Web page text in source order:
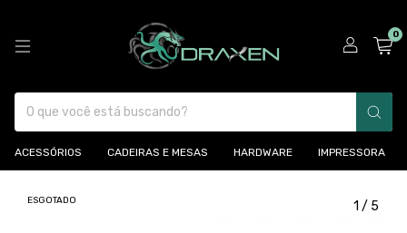
0
ACESSÓRIOS CADEIRAS E MESAS HARDWARE IMPRESSORA
ESGOTADO 1 / 5